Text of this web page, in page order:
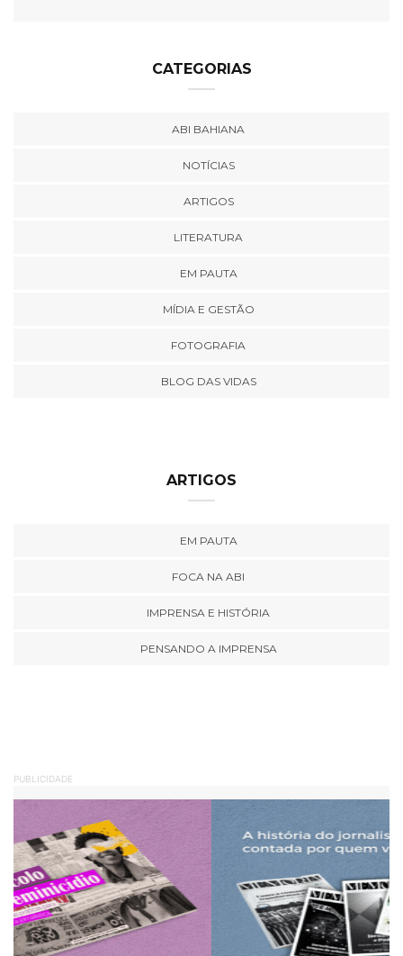
CATEGORIAS
ABI BAHIANA
NOTÍCIAS
ARTIGOS
LITERATURA
EM PAUTA
MÍDIA E GESTÃO
FOTOGRAFIA
BLOG DAS VIDAS
ARTIGOS
EM PAUTA
FOCA NA ABI
IMPRENSA E HISTÓRIA
PENSANDO A IMPRENSA
PUBLICIDADE